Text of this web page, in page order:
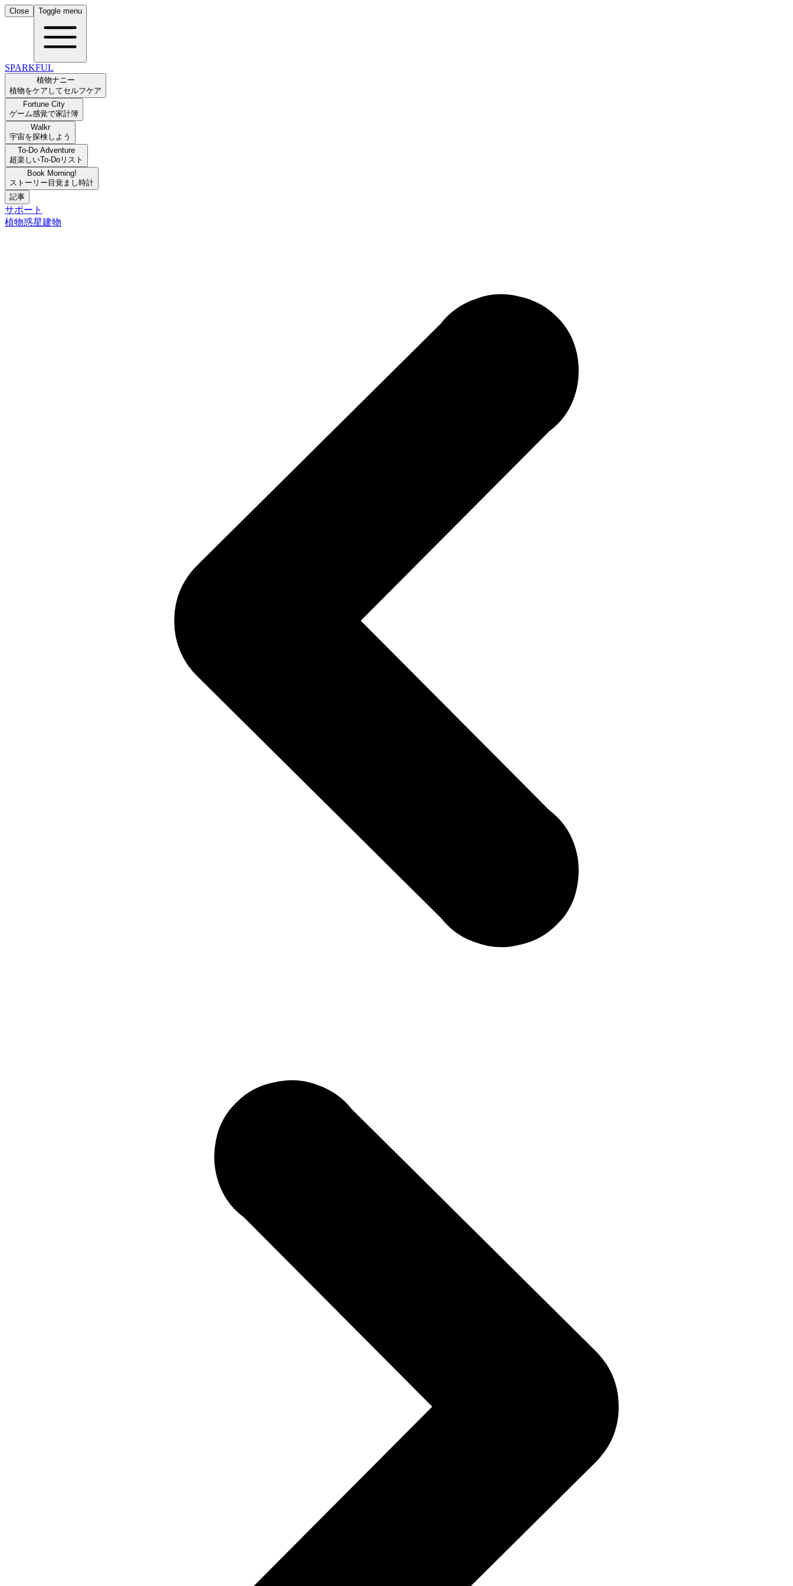
Close Toggle menu
SPARKFUL
植物ナニー
植物をケアしてセルフケア
Fortune City
ゲーム感覚で家計簿
Walkr
宇宙を探検しよう
To-Do Adventure
超楽しいTo-Doリスト
Book Morning!
ストーリー目覚まし時計
記事
サポート
植物惑星建物